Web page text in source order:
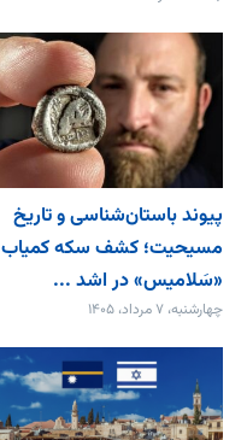
پیوند باستان‌شناسی و تاریخ
مسیحیت؛ کشف سکه کمیاب
«سَلامیس» در اشد ...
چهارشنبه، ۷ مرداد، ۱۴۰۵